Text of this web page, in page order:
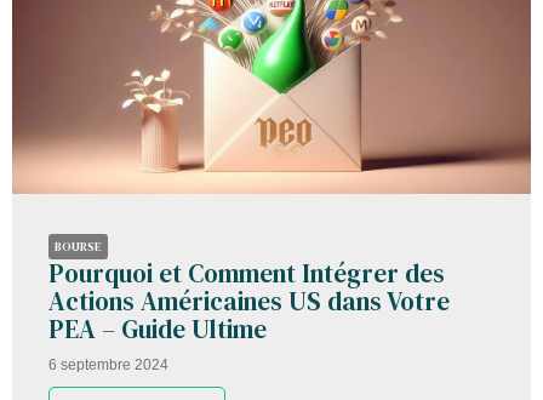
BOURSE
Pourquoi et Comment Intégrer des
Actions Américaines US dans Votre
PEA – Guide Ultime
6 septembre 2024